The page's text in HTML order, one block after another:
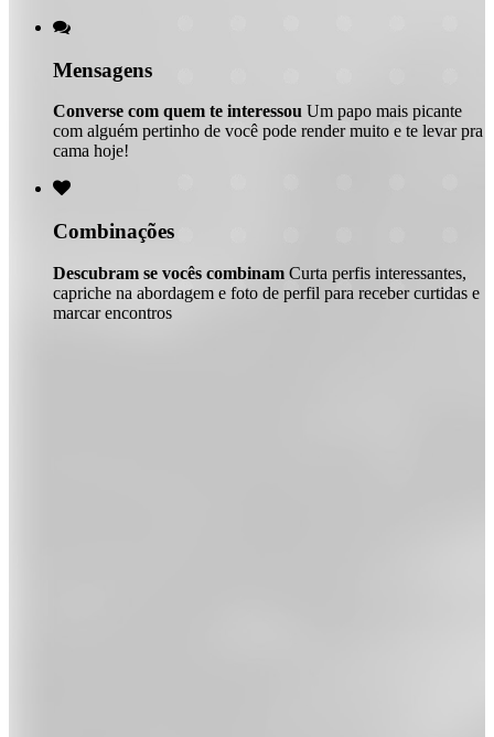

Mensagens
Converse com quem te interessou Um papo mais picante
com alguém pertinho de você pode render muito e te levar pra
cama hoje!

Combinações
Descubram se vocês combinam Curta perfis interessantes,
capriche na abordagem e foto de perfil para receber curtidas e
marcar encontros